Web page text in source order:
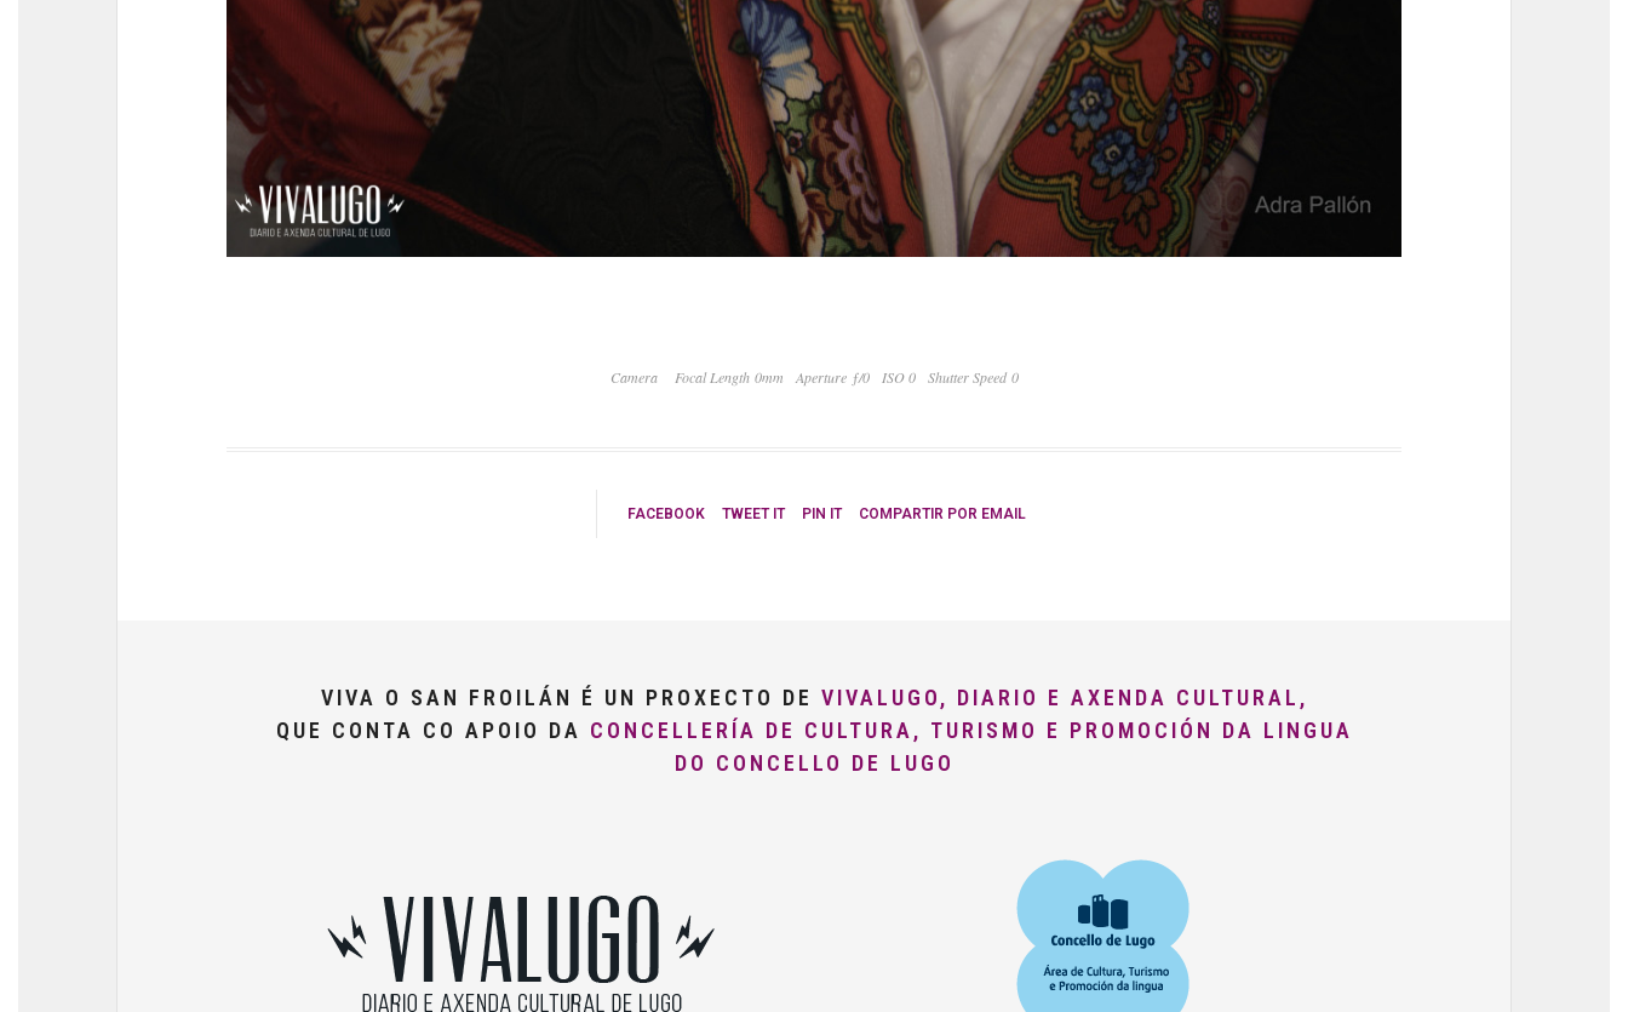
Camera Focal Length 0mm Aperture ƒ/0 ISO 0 Shutter Speed 0
FACEBOOK TWEET IT PIN IT COMPARTIR POR EMAIL
VIVA O SAN FROILÁN É UN PROXECTO DE VIVALUGO, DIARIO E AXENDA CULTURAL,
QUE CONTA CO APOIO DA CONCELLERÍA DE CULTURA, TURISMO E PROMOCIÓN DA LINGUA
DO CONCELLO DE LUGO